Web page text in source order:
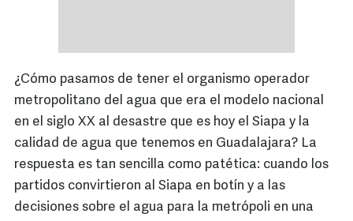
¿Cómo pasamos de tener el organismo operador
metropolitano del agua que era el modelo nacional
en el siglo XX al desastre que es hoy el Siapa y la
calidad de agua que tenemos en Guadalajara? La
respuesta es tan sencilla como patética: cuando los
partidos convirtieron al Siapa en botín y a las
decisiones sobre el agua para la metrópoli en una